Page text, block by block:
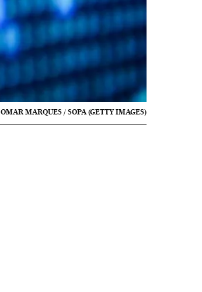
OMAR MARQUES / SOPA (GETTY IMAGES)